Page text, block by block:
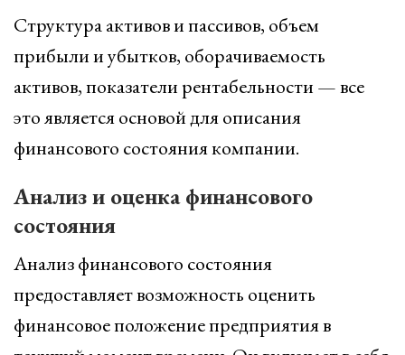
Структура активов и пассивов, объем
прибыли и убытков, оборачиваемость
активов, показатели рентабельности — все
это является основой для описания
финансового состояния компании.
Анализ и оценка финансового
состояния
Анализ финансового состояния
предоставляет возможность оценить
финансовое положение предприятия в